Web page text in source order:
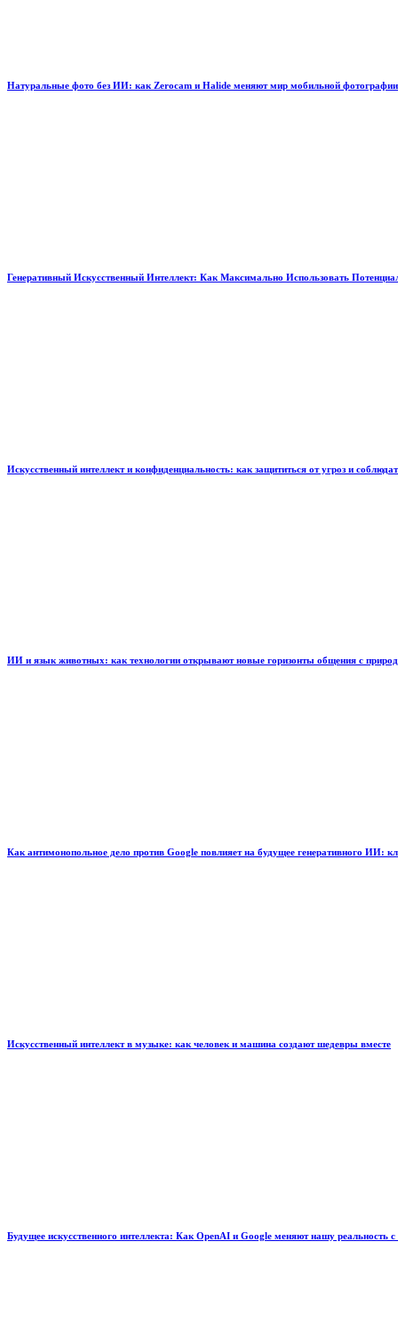
Натуральные фото без ИИ: как Zerocam и Halide меняют мир мобильной фотографии
Генеративный Искусственный Интеллект: Как Максимально Использовать
Искусственный интеллект и конфиденциальность: как защититься от угроз и
ИИ и язык животных: как технологии открывают новые горизонты общения с
Как антимонопольное дело против Google повлияет на будущее генеративного ИИ:
Искусственный интеллект в музыке: как человек и машина создают шедевры вместе
Будущее искусственного интеллекта: Как OpenAI и Google меняют нашу реальность